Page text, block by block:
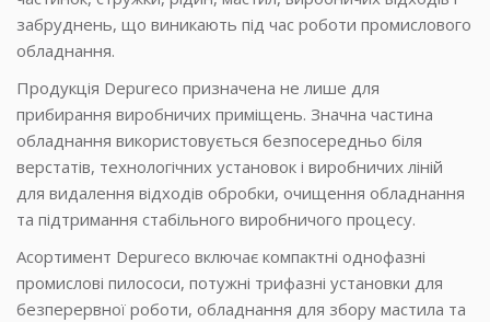
забруднень, що виникають під час роботи промислового
обладнання.
Продукція Depureco призначена не лише для
прибирання виробничих приміщень. Значна частина
обладнання використовується безпосередньо біля
верстатів, технологічних установок і виробничих ліній
для видалення відходів обробки, очищення обладнання
та підтримання стабільного виробничого процесу.
Асортимент Depureco включає компактні однофазні
промислові пилососи, потужні трифазні установки для
безперервної роботи, обладнання для збору мастила та